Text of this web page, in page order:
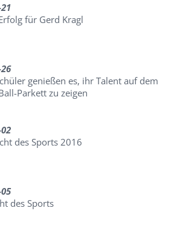
für Gerd Kragl
genießen es, ihr Talent auf dem
Parkett zu zeigen
des Sports 2016
des Sports